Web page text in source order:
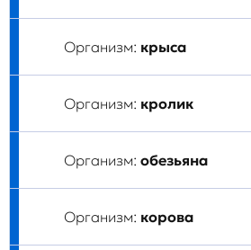
Организм: крыса
Организм: кролик
Организм: обезьяна
Организм: корова